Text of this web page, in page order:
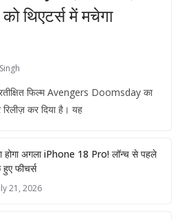
थिएटर्स में मचेगा
फिल्म Avengers Doomsday का
रिलीज़ कर दिया है। यह
होगा अगला iPhone 18 Pro! लॉन्च से पहले
फीचर्स
21, 2026